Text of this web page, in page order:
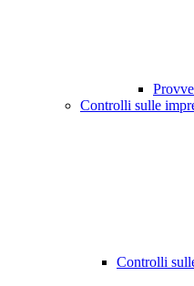
Controlli sulle
Controlli